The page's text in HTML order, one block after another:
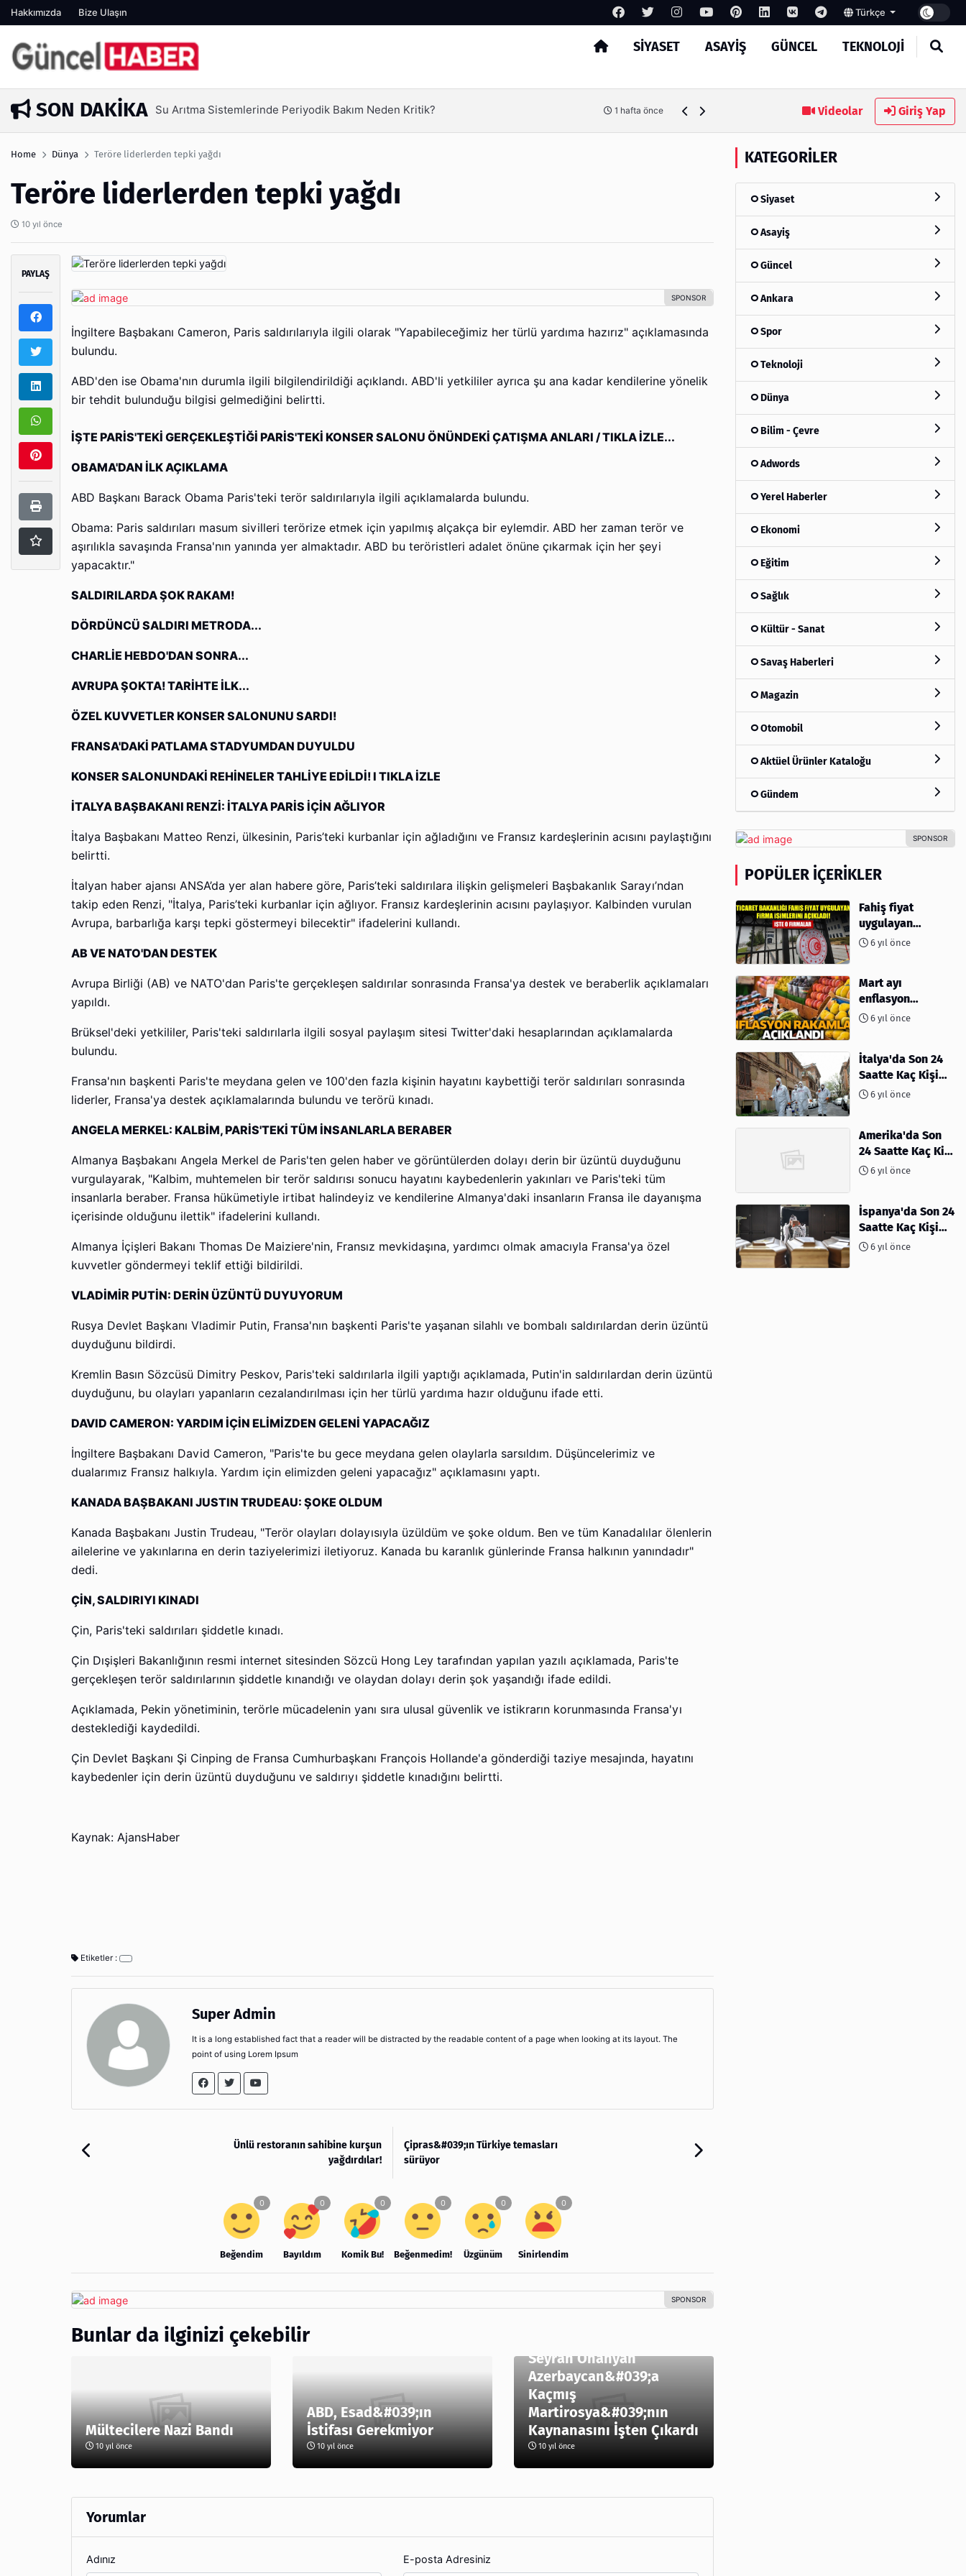
Hakkımızda Bize Ulaşın Türkçe
SIYASET ASAYIŞ GÜNCEL TEKNOLOJI
Arama
SON DAKIKA1 hafta önce Ambalaj Süreçlerinde Yeni Nesil Verimliliği Olimpack ile Yakalayın 3 hafta önce MASROKİT Eğitim Kitleri ile Elektronik Öğrenmek Artık
Videolar Giriş Yap
Home Dünya Teröre liderlerden tepki yağdı
Teröre liderlerden tepki yağdı
10 yıl önce
PAYLAŞ
İngiltere Başbakanı Cameron, Paris saldırılarıyla ilgili olarak "Yapabileceğimiz her türlü yardıma hazırız" açıklamasında
bulundu.
ABD'den ise Obama'nın durumla ilgili bilgilendirildiği açıklandı. ABD'li yetkililer ayrıca şu ana kadar kendilerine yönelik
bir tehdit bulunduğu bilgisi gelmediğini belirtti.
İŞTE PARİS'TEKİ GERÇEKLEŞTİĞİ PARİS'TEKİ KONSER SALONU ÖNÜNDEKİ ÇATIŞMA ANLARI / TIKLA İZLE...
OBAMA'DAN İLK AÇIKLAMA
ABD Başkanı Barack Obama Paris'teki terör saldırılarıyla ilgili açıklamalarda bulundu.
Obama: Paris saldırıları masum sivilleri terörize etmek için yapılmış alçakça bir eylemdir. ABD her zaman terör ve
aşırılıkla savaşında Fransa'nın yanında yer almaktadır. ABD bu teröristleri adalet önüne çıkarmak için her şeyi
yapacaktır."
SALDIRILARDA ŞOK RAKAM!
DÖRDÜNCÜ SALDIRI METRODA...
CHARLİE HEBDO'DAN SONRA...
AVRUPA ŞOKTA! TARİHTE İLK...
ÖZEL KUVVETLER KONSER SALONUNU SARDI!
FRANSA'DAKİ PATLAMA STADYUMDAN DUYULDU
KONSER SALONUNDAKİ REHİNELER TAHLİYE EDİLDİ! I TIKLA İZLE
İTALYA BAŞBAKANI RENZİ: İTALYA PARİS İÇİN AĞLIYOR
İtalya Başbakanı Matteo Renzi, ülkesinin, Paris’teki kurbanlar için ağladığını ve Fransız kardeşlerinin acısını paylaştığını
belirtti.
İtalyan haber ajansı ANSA’da yer alan habere göre, Paris’teki saldırılara ilişkin gelişmeleri Başbakanlık Sarayı’ndan
takip eden Renzi, "İtalya, Paris’teki kurbanlar için ağlıyor. Fransız kardeşlerinin acısını paylaşıyor. Kalbinden vurulan
Avrupa, barbarlığa karşı tepki göstermeyi bilecektir" ifadelerini kullandı.
AB VE NATO'DAN DESTEK
Avrupa Birliği (AB) ve NATO'dan Paris'te gerçekleşen saldırılar sonrasında Fransa'ya destek ve beraberlik açıklamaları
yapıldı.
Brüksel'deki yetkililer, Paris'teki saldırılarla ilgili sosyal paylaşım sitesi Twitter'daki hesaplarından açıklamalarda
bulundu.
Fransa'nın başkenti Paris'te meydana gelen ve 100'den fazla kişinin hayatını kaybettiği terör saldırıları sonrasında
liderler, Fransa'ya destek açıklamalarında bulundu ve terörü kınadı.
ANGELA MERKEL: KALBİM, PARİS'TEKİ TÜM İNSANLARLA BERABER
Almanya Başbakanı Angela Merkel de Paris'ten gelen haber ve görüntülerden dolayı derin bir üzüntü duyduğunu
vurgulayarak, "Kalbim, muhtemelen bir terör saldırısı sonucu hayatını kaybedenlerin yakınları ve Paris'teki tüm
insanlarla beraber. Fransa hükümetiyle irtibat halindeyiz ve kendilerine Almanya'daki insanların Fransa ile dayanışma
içerisinde olduğunu ilettik" ifadelerini kullandı.
Almanya İçişleri Bakanı Thomas De Maiziere'nin, Fransız mevkidaşına, yardımcı olmak amacıyla Fransa'ya özel
kuvvetler göndermeyi teklif ettiği bildirildi.
VLADİMİR PUTİN: DERİN ÜZÜNTÜ DUYUYORUM
Rusya Devlet Başkanı Vladimir Putin, Fransa'nın başkenti Paris'te yaşanan silahlı ve bombalı saldırılardan derin üzüntü
duyduğunu bildirdi.
Kremlin Basın Sözcüsü Dimitry Peskov, Paris'teki saldırılarla ilgili yaptığı açıklamada, Putin'in saldırılardan derin üzüntü
duyduğunu, bu olayları yapanların cezalandırılması için her türlü yardıma hazır olduğunu ifade etti.
DAVID CAMERON: YARDIM İÇİN ELİMİZDEN GELENİ YAPACAĞIZ
İngiltere Başbakanı David Cameron, "Paris'te bu gece meydana gelen olaylarla sarsıldım. Düşüncelerimiz ve
dualarımız Fransız halkıyla. Yardım için elimizden geleni yapacağız" açıklamasını yaptı.
KANADA BAŞBAKANI JUSTIN TRUDEAU: ŞOKE OLDUM
Kanada Başbakanı Justin Trudeau, "Terör olayları dolayısıyla üzüldüm ve şoke oldum. Ben ve tüm Kanadalılar ölenlerin
ailelerine ve yakınlarına en derin taziyelerimizi iletiyoruz. Kanada bu karanlık günlerinde Fransa halkının yanındadır"
dedi.
ÇİN, SALDIRIYI KINADI
Çin, Paris'teki saldırıları şiddetle kınadı.
Çin Dışişleri Bakanlığının resmi internet sitesinden Sözcü Hong Ley tarafından yapılan yazılı açıklamada, Paris'te
gerçekleşen terör saldırılarının şiddetle kınandığı ve olaydan dolayı derin şok yaşandığı ifade edildi.
Açıklamada, Pekin yönetiminin, terörle mücadelenin yanı sıra ulusal güvenlik ve istikrarın korunmasında Fransa'yı
desteklediği kaydedildi.
Çin Devlet Başkanı Şi Cinping de Fransa Cumhurbaşkanı François Hollande'a gönderdiği taziye mesajında, hayatını
kaybedenler için derin üzüntü duyduğunu ve saldırıyı şiddetle kınadığını belirtti.
Kaynak: AjansHaber
Etiketler :
Super Admin
It is a long established fact that a reader will be distracted by the readable content of a page when looking at its layout. The
point of using Lorem Ipsum
Ünlü restoranın sahibine kurşun
yağdırdılar!
Çipras&#039;ın Türkiye temasları
sürüyor
Beğendim Bayıldım Komik Bu! Beğenmedim! Üzgünüm Sinirlendim
Bunlar da ilginizi çekebilir
Mültecilere Nazi Bandı
10 yıl önce
ABD, Esad&#039;ın
İstifası Gerekmiyor
10 yıl önce
Seyran Ohanyan
Azerbaycan&#039;a
Kaçmış
Martirosya&#039;nın
Kaynanasını İşten Çıkardı
10 yıl önce
Yorumlar
Adınız E-posta Adresiniz
KATEGORILER
Siyaset
Asayiş
Güncel
Ankara
Spor
Teknoloji
Dünya
Bilim - Çevre
Adwords
Yerel Haberler
Ekonomi
Eğitim
Sağlık
Kültür - Sanat
Savaş Haberleri
Magazin
Otomobil
Aktüel Ürünler Kataloğu
Gündem
POPÜLER İÇERIKLER
Fahiş fiyat
uygulayan
firmalar açıklandı
6 yıl önce
Mart ayı
enflasyon
rakamları
6 yıl önce
İtalya'da Son 24
Saatte Kaç Kişi
Öldü6 yıl önce
Amerika'da Son
24 Saatte Kaç Kişi
Öldü - 06 Nisan
6 yıl önce
İspanya'da Son 24
Saatte Kaç Kişi
Öldü6 yıl önce